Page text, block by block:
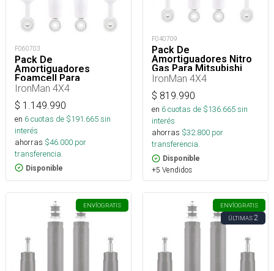
F060703
Pack De
Amortiguadores
Foamcell Para
Mitsubishi L200 2005-
IronMan 4X4
$ 1.149.990
en 6cuotas de $191.665sin
interés
ahorras $46.000 por
transferencia.
Disponible
F040709
Pack De
Amortiguadores Nitro
Gas Para Mitsubishi
L200 2005-2015
IronMan 4X4
$ 819.990
en 6cuotas de $136.665sin
interés
ahorras $32.800 por
transferencia.
Disponible
+5 Vendidos
ENVÍOGRATIS ENVÍOGRATIS
ÚLTIMAS2